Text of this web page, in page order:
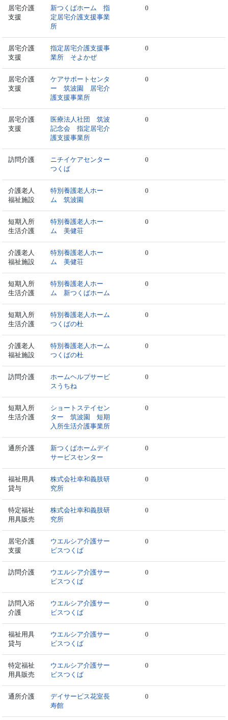
居宅介護
支援
新つくばホーム 指
定居宅介護支援事業
所
0
居宅介護
支援
指定居宅介護支援事
業所 そよかぜ
0
居宅介護
支援
ケアサポートセンタ
ー 筑波園 居宅介
護支援事業所
0
居宅介護
支援
医療法人社団 筑波
記念会 指定居宅介
護支援事業所
0
訪問介護
ニチイケアセンター
つくば
0
介護老人
福祉施設
特別養護老人ホー
ム 筑波園
0
短期入所
生活介護
特別養護老人ホー
ム 美健荘
0
介護老人
福祉施設
特別養護老人ホー
ム 美健荘
0
短期入所
生活介護
特別養護老人ホー
ム 新つくばホーム
0
短期入所
生活介護
特別養護老人ホーム
つくばの杜
0
介護老人
福祉施設
特別養護老人ホーム
つくばの杜
0
訪問介護
ホームヘルプサービ
スうちね
0
短期入所
生活介護
ショートステイセン
ター 筑波園 短期
入所生活介護事業所
0
通所介護
新つくばホームデイ
サービスセンター
0
福祉用具
貸与
株式会社幸和義肢研
究所
0
特定福祉
用具販売
株式会社幸和義肢研
究所
0
居宅介護
支援
ウエルシア介護サー
ビスつくば
0
訪問介護
ウエルシア介護サー
ビスつくば
0
訪問入浴
介護
ウエルシア介護サー
ビスつくば
0
福祉用具
貸与
ウエルシア介護サー
ビスつくば
0
特定福祉
用具販売
ウエルシア介護サー
ビスつくば
0
通所介護
デイサービス花室長
寿館
0